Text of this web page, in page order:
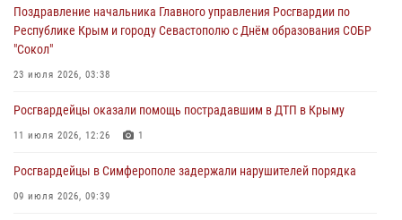
Росгвардейцы Крыма и Севастополя отметили День Крещения Руси
в краже из гипермаркета
24 июля 2026, 12:21
Поздравление начальника Главного управления Росгвардии по
Республике Крым и городу Севастополю с Днём образования СОБР
Поздравление начальника Главного управления Росгвардии по
Республике Крым и городу Севастополю с Днём образования СОБР
"Сокол"
23 июля 2026, 03:38
Росгвардейцы оказали помощь пострадавшим в ДТП в Крыму
11 июля 2026, 12:26 1
Росгвардейцы в Симферополе задержали нарушителей порядка
09 июля 2026, 09:39